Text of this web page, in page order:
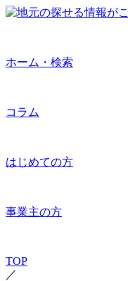
ホーム・検索
コラム
はじめての方
事業主の方
TOP
／